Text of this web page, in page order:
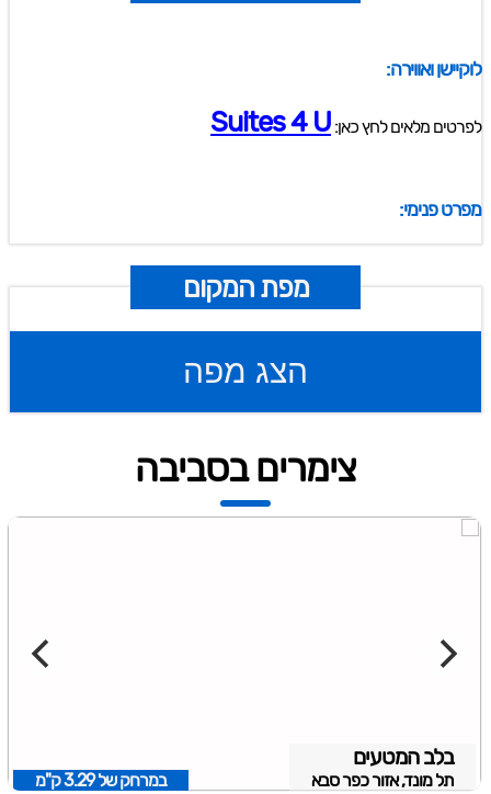
לוקיישן ואווירה:
לפרטים מלאים לחץ כאן: Suites 4 U
מפרט פנימי:
מפת המקום
הצג מפה
צימרים בסביבה
בלב המטעים
תל מונד, אזור כפר סבא במרחק של3.29 ק"מ